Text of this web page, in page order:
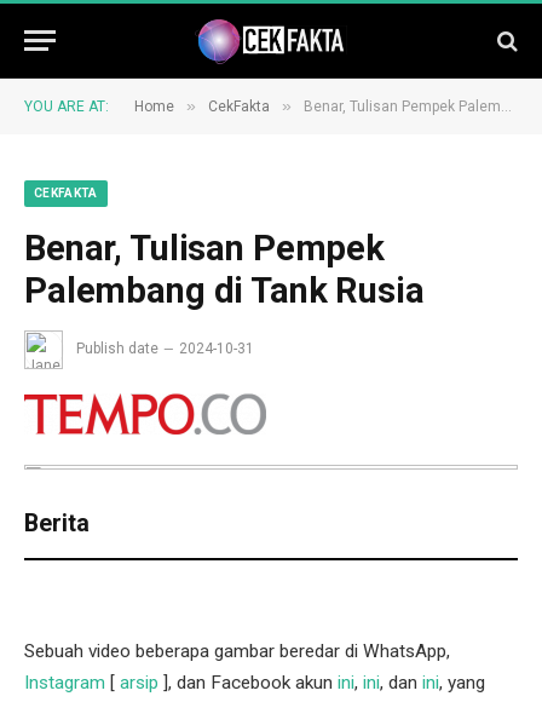
YOU ARE AT: Home » CekFakta » Benar, Tulisan Pempek Palembang di Tank Rusia
CEKFAKTA
Benar, Tulisan Pempek
Palembang di Tank Rusia
Publish date 2024-10-31
Berita
Sebuah video beberapa gambar beredar di WhatsApp,
Instagram [ arsip ], dan Facebook akun ini, ini, dan ini, yang